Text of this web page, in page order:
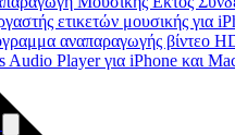
ετικετών μουσικής για
αναπαραγωγής βίντεο
Audio Player για iPhone και